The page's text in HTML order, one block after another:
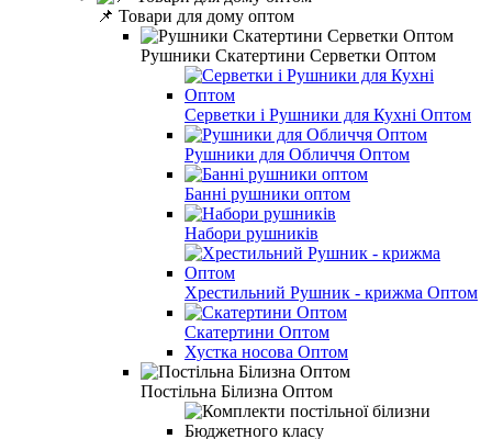
📌 Товари для дому оптом
Рушники Скатертини Серветки Оптом
Серветки і Рушники для Кухні Оптом
Рушники для Обличчя Оптом
Банні рушники оптом
Набори рушників
Хрестильний Рушник - крижма Оптом
Скатертини Оптом
Хустка носова Оптом
Постільна Білизна Оптом